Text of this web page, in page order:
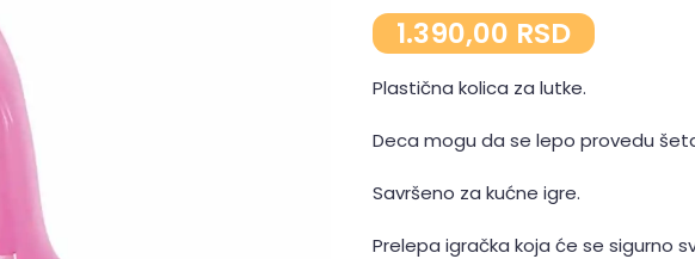
1.390,00 RSD
Plastična kolica za lutke.
Deca mogu da se lepo provedu
Savršeno za kućne igre.
Prelepa igračka koja će se sigurno